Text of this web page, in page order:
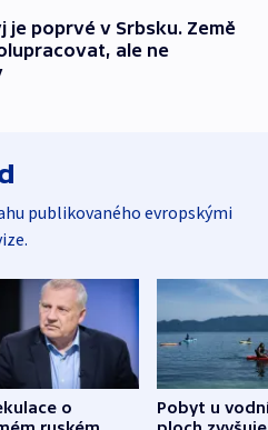
je poprvé v Srbsku. Země
ale ne
publikovaného evropskými
o
Pobyt u